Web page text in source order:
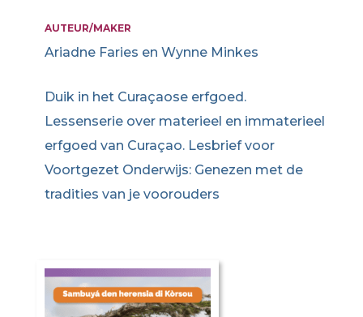
AUTEUR/MAKER
Ariadne Faries en Wynne Minkes
Duik in het Curaçaose erfgoed.
Lessenserie over materieel en immaterieel
erfgoed van Curaçao. Lesbrief voor
Voortgezet Onderwijs: Genezen met de
tradities van je voorouders